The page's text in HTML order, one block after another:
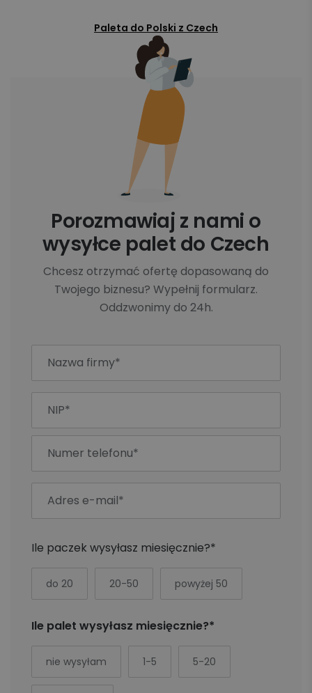
Paleta do Polski z Czech
Porozmawiaj z nami o
wysyłce palet do Czech
Chcesz otrzymać ofertę dopasowaną do
Twojego biznesu? Wypełnij formularz.
Oddzwonimy do 24h.
Ile paczek wysyłasz miesięcznie?*
do 20 20-50 powyżej 50
Ile palet wysyłasz miesięcznie?*
nie wysyłam 1-5 5-20